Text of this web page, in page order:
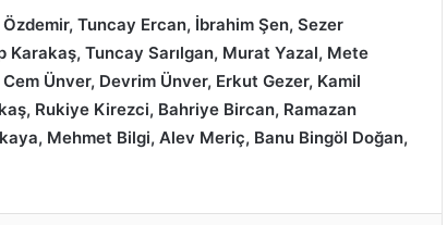
Tuncay Ercan, İbrahim Şen, Sezer
Karakaş, Tuncay Sarılgan, Murat Yazal, Mete
Ünver, Devrim Ünver, Erkut Gezer, Kamil
Rukiye Kirezci, Bahriye Bircan, Ramazan
Mehmet Bilgi, Alev Meriç, Banu Bingöl Doğan,